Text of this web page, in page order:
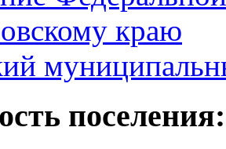
поселения: